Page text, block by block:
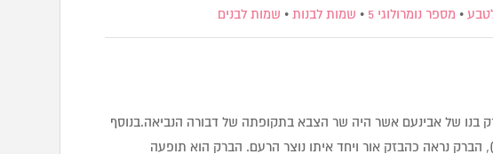
• מספר נומרולוגי 5 • שמות לבנות • שמות לבנים
בנו של אבינעם אשר היה שר הצבא בתקופתה של דבורה הנביאה.בנוסף
נראה כהבזק אור ויחד איתו נוצר הרעם. הברק הוא תופעה